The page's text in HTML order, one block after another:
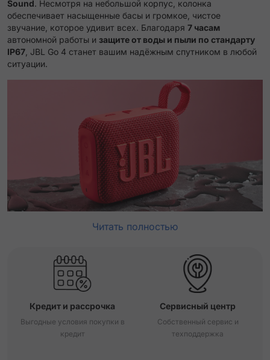
Sound. Несмотря на небольшой корпус, колонка
обеспечивает насыщенные басы и громкое, чистое
звучание, которое удивит всех. Благодаря 7 часам
автономной работы и защите от воды и пыли по стандарту
IP67 , JBL Go 4 станет вашим надёжным спутником в любой
ситуации.
Читать полностью
Кредит и рассрочка
Выгодные условия покупки в
кредит
Сервисный центр
Собственный сервис и
техподдержка